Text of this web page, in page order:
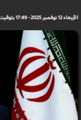
الأربعاء 12 نوفمبر 2025 - 17:49 بتوقيت مكة